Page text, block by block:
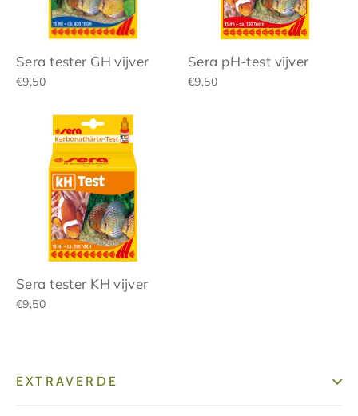
Sera tester GH vijver
€9,50
Sera pH-test vijver
€9,50
Sera tester KH vijver
€9,50
EXTRAVERDE